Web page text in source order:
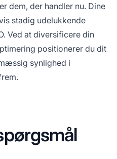
dem, der handler nu. Dine
stadig udelukkende
Ved at diversificere din
positionerer du dit
synlighed i